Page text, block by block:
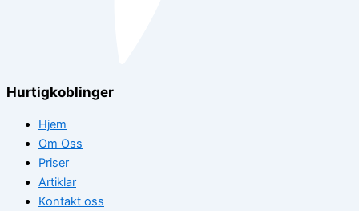
Hurtigkoblinger
Hjem
Om Oss
Priser
Artiklar
Kontakt oss